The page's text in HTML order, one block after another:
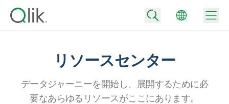
Back
Back
リソースセンター
データジャーニーを開始し、展開するために必
要なあらゆるリソースがここにあります。